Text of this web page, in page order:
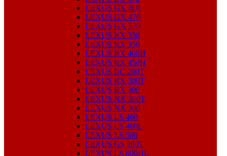
LEXUS GX 460
LEXUS GX 470
LEXUS GX 570
LEXUS RX 330
LEXUS RX 350
LEXUS RX 400H
LEXUS RX 450H
LEXUS RC 200T
LEXUS RX 200T
LEXUS RX 300
LEXUS NX 200T
LEXUS NX 300
LEXUS LS 460
LEXUS LS 460L
LEXUS LS 500
LEXUS GS 200T
LEXUS LS 600HL